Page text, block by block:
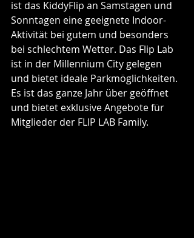
ist das KiddyFlip an Samstagen und
Sonntagen eine geeignete Indoor-
Aktivität bei gutem und besonders
bei schlechtem Wetter. Das Flip Lab
ist in der Millennium City gelegen
und bietet ideale Parkmöglichkeiten.
Es ist das ganze Jahr über geöffnet
und bietet exklusive Angebote für
Mitglieder der FLIP LAB Family.